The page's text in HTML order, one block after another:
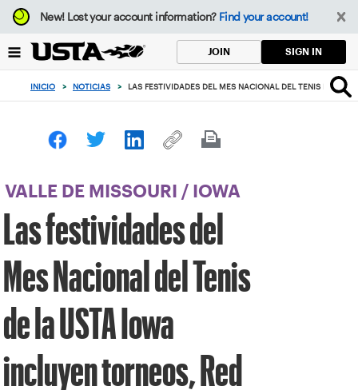
Enfoque
desde
botón
volver
principio
New!Lost your account information? Find your account!
JOIN SIGN IN
INICIO > NOTICIAS > LAS FESTIVIDADES DEL MES NACIONAL DEL TENIS DE LA
VALLE DE MISSOURI / IOWA
Las festividades del
Mes Nacional del Tenis
de la USTA Iowa
incluyen torneos, Red